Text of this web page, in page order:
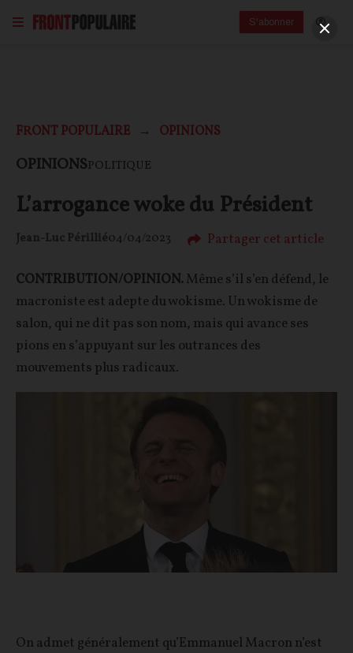
S'abonner
FRONT POPULAIRE OPINIONS
OPINIONSPOLITIQUE
L’arrogance woke du Président
Jean-Luc Périllié04/04/2023 Partager cet article
CONTRIBUTION/OPINION.Même s’il s’en défend, le
macroniste est adepte du wokisme. Un wokisme de
salon, qui ne dit pas son nom, mais qui avance ses
pions en s’appuyant sur les outrances des
mouvements plus radicaux.
On admet généralement qu’Emmanuel Macron n’est